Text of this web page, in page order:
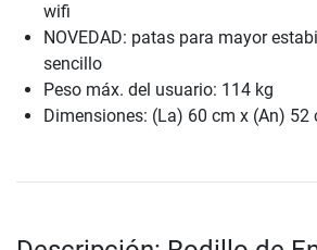
wifi
NOVEDAD: patas para mayor
sencillo
Peso máx. del usuario: 114 kg
Dimensiones: (La) 60 cm x (An) 52